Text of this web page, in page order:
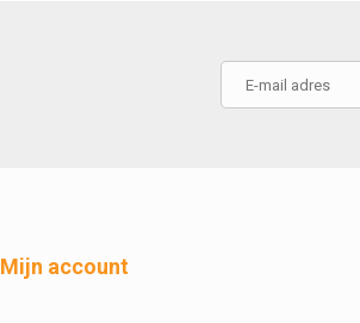
Mijn account